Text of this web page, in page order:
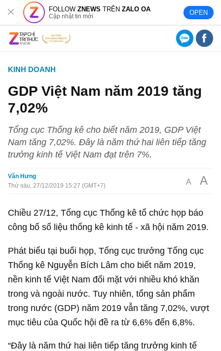
FOLLOWZNEWS TRÊNZALO OA
Cập nhật tin mới OPEN
KINH DOANH
GDP Việt Nam năm 2019 tăng
7,02%
Tổng cục Thống kê cho biết năm 2019, GDP Việt
Nam tăng 7,02%. Đây là năm thứ hai liên tiếp tăng
trưởng kinh tế Việt Nam đạt trên 7%.
Văn Hưng
Thứ sáu, 27/12/2019 15:27 (GMT+7)
A A
Chiều 27/12, Tổng cục Thống kê tổ chức họp báo
công bố số liệu thống kê kinh tế - xã hội năm 2019.
Phát biểu tại buổi họp, Tổng cục trưởng Tổng cục
Thống kê Nguyễn Bích Lâm cho biết năm 2019,
nền kinh tế Việt Nam đối mặt với nhiều khó khăn
trong và ngoài nước. Tuy nhiên, tổng sản phẩm
trong nước (GDP) năm 2019 vẫn tăng 7,02%, vượt
mục tiêu của Quốc hội đề ra từ 6,6% đến 6,8%.
“Đây là năm thứ hai liên tiếp tăng trưởng kinh tế